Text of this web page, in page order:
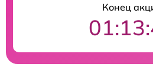
Конец